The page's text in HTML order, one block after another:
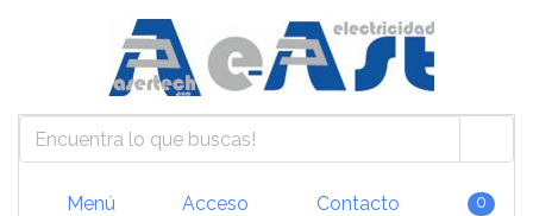
Menú Acceso Contacto 0